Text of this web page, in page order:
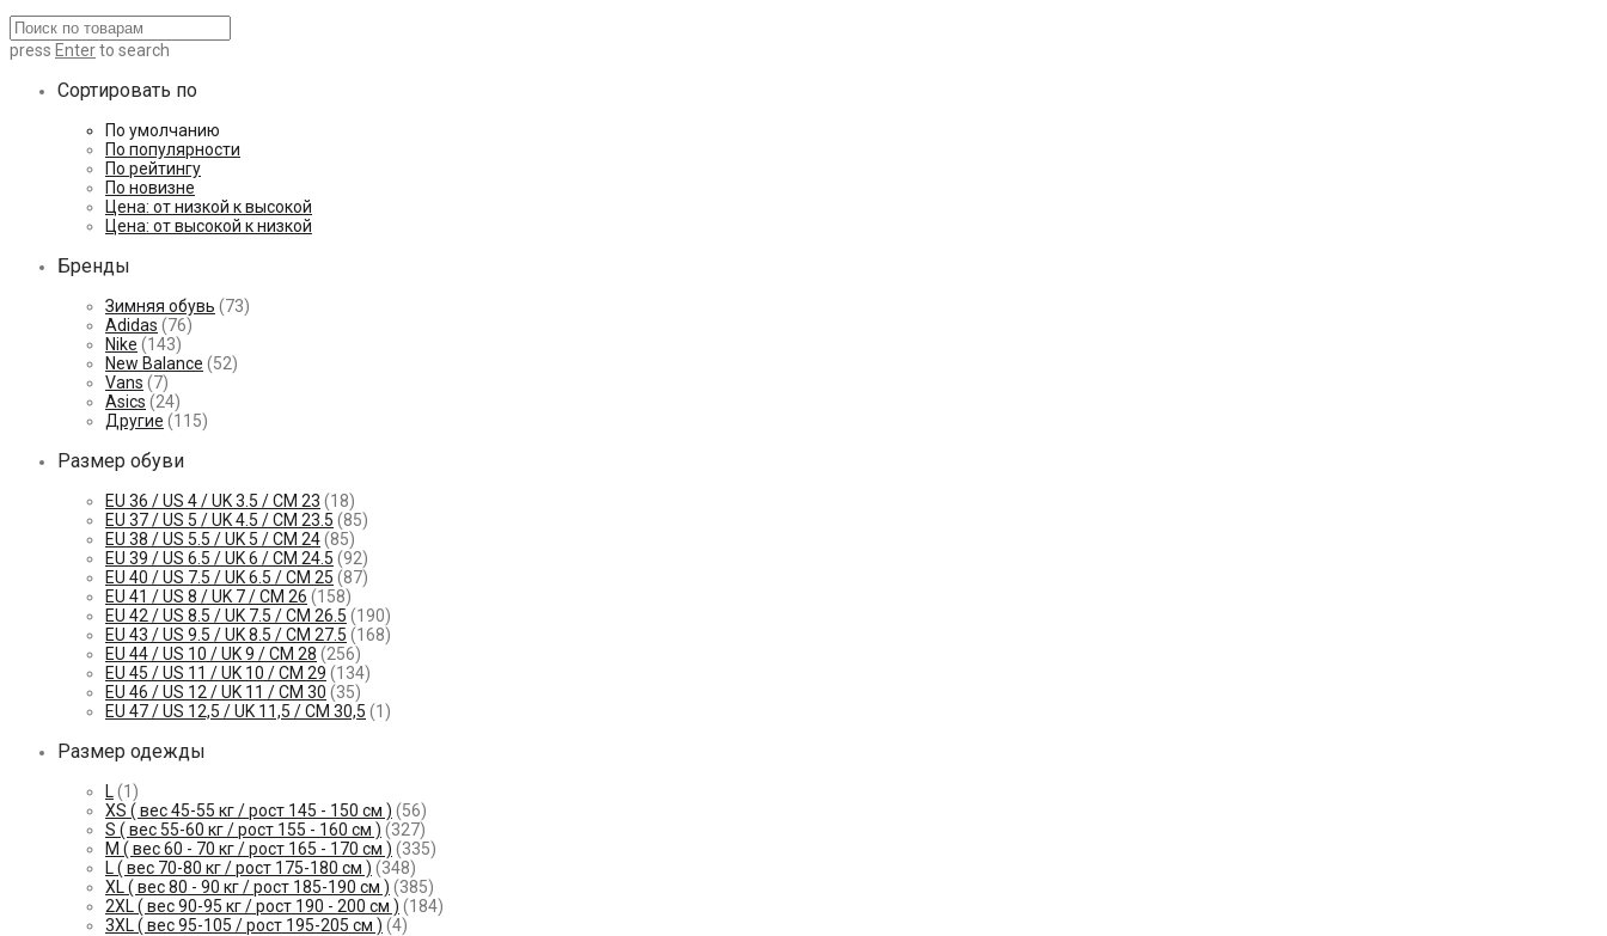
press Enterto search
Сортировать по
По умолчанию
По популярности
По рейтингу
По новизне
Цена: от низкой к высокой
Цена: от высокой к низкой
Бренды
Зимняя обувь (73)
Adidas (76)
Nike (143)
New Balance (52)
Vans (7)
Asics (24)
Другие (115)
Размер обуви
EU 36 / US 4 / UK 3.5 / СМ 23 (18)
EU 37 / US 5 / UK 4.5 / СМ 23.5 (85)
EU 38 / US 5.5 / UK 5 / СМ 24(85)
EU 39 / US 6.5 / UK 6 / СМ 24.5 (92)
EU 40 / US 7.5 / UK 6.5 / СМ 25 (87)
EU 41 / US 8 / UK 7 / СМ 26 (158)
EU 42 / US 8.5 / UK 7.5 / СМ 26.5 (190)
EU 43 / US 9.5 / UK 8.5 / СМ 27.5 (168)
EU 44 / US 10 / UK 9 / СМ 28 (256)
EU 45 / US 11 / UK 10 / СМ 29 (134)
EU 46 / US 12 / UK 11 / СМ 30 (35)
EU 47 / US 12,5 / UK 11,5 / СМ 30,5 (1)
Размер одежды
L (1)
XS ( вес 45-55 кг / рост 145 - 150 см ) (56)
S ( вес 55-60 кг / рост 155 - 160 см ) (327)
M ( вес 60 - 70 кг / рост 165 - 170 см ) (335)
L ( вес 70-80 кг / рост 175-180 см ) (348)
XL ( вес 80 - 90 кг / рост 185-190 см ) (385)
2XL ( вес 90-95 кг / рост 190 - 200 см ) (184)
3XL ( вес 95-105 / рост 195-205 см ) (4)